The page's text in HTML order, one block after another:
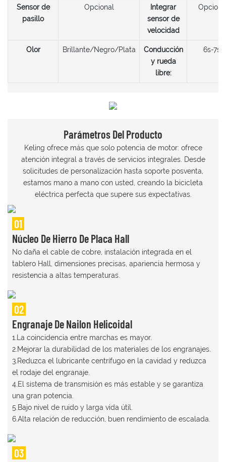
Sensor de
pasillo
Opcional
Integrar
sensor de
velocidad
Olor Brillante/Negro/Plata
Conducción
y rueda
libre:
6s-7s
Parámetros Del Producto
Keling ofrece más que solo potencia de motor: ofrece
atención integral a través de servicios integrales. Desde
solicitudes de personalización hasta soporte posventa,
estamos mano a mano con usted, creando la bicicleta
eléctrica perfecta que supere sus expectativas.
01
Núcleo De Hierro De Placa Hall
No daña el cable de cobre, instalación integrada en el
tablero Hall, dimensiones precisas, apariencia hermosa y
resistencia a altas temperaturas.
02
Engranaje De Nailon Helicoidal
1.La coincidencia entre marchas es mayor.
2.Mejorar la durabilidad de los materiales de los engranajes.
3.Reduzca el lubricante centrífugo en la cavidad y reduzca
el rodaje del engranaje.
4.El sistema de transmisión es más estable y se garantiza
una gran potencia.
5.Bajo nivel de ruido y larga vida útil.
6.Alta relación de reducción, buen rendimiento de escalada.
03